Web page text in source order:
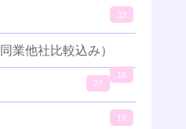
33
業他社比較込み）
16
27
19